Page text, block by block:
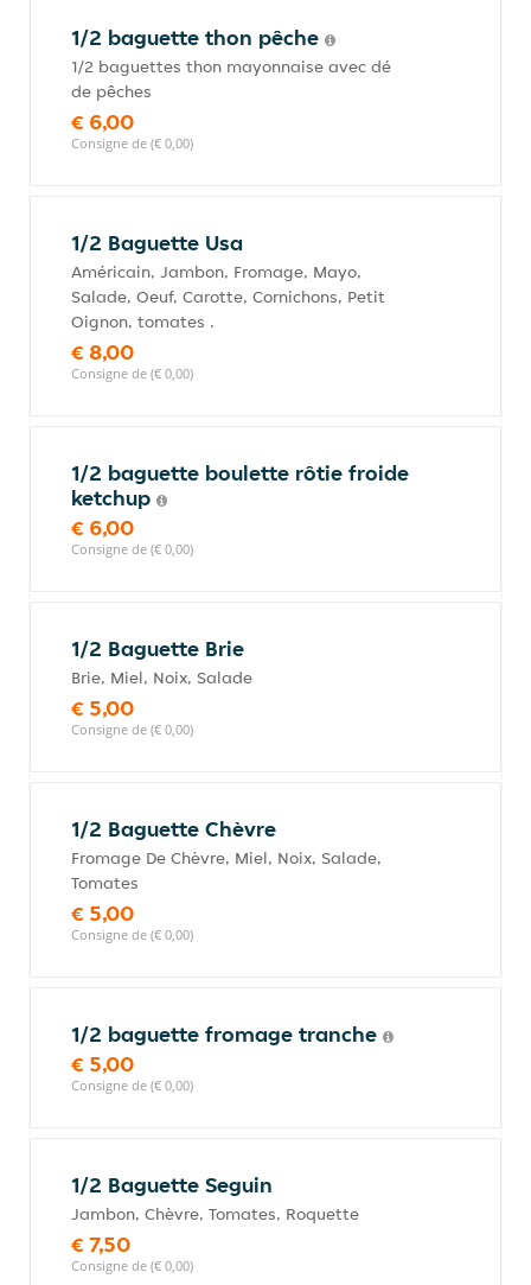
1/2 baguette thon pêche
1/2 baguettes thon mayonnaise avec dé
de pêches
€ 6,00
Consigne de (€ 0,00)
1/2 Baguette Usa
Américain, Jambon, Fromage, Mayo,
Salade, Oeuf, Carotte, Cornichons, Petit
Oignon, tomates .
€ 8,00
Consigne de (€ 0,00)
1/2 baguette boulette rôtie froide
ketchup
€ 6,00
Consigne de (€ 0,00)
1/2 Baguette Brie
Brie, Miel, Noix, Salade
€ 5,00
Consigne de (€ 0,00)
1/2 Baguette Chèvre
Fromage De Chèvre, Miel, Noix, Salade,
Tomates
€ 5,00
Consigne de (€ 0,00)
1/2 baguette fromage tranche
€ 5,00
Consigne de (€ 0,00)
1/2 Baguette Seguin
Jambon, Chèvre, Tomates, Roquette
€ 7,50
Consigne de (€ 0,00)